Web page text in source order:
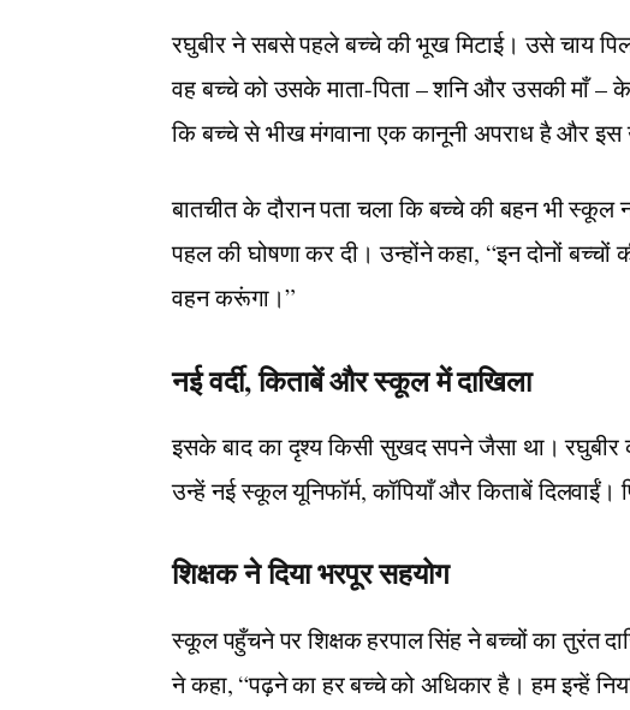
रघुबीर ने सबसे पहले बच्चे की भूख मिटाई। उसे चाय
वह बच्चे को उसके माता-पिता – शनि और उसकी माँ – के
कि बच्चे से भीख मंगवाना एक कानूनी अपराध है और इस
बातचीत के दौरान पता चला कि बच्चे की बहन भी
पहल की घोषणा कर दी। उन्होंने कहा, “इन दोनों बच्चों
वहन करूंगा।”
नई वर्दी, किताबें और स्कूल में दाखिला
इसके बाद का दृश्य किसी सुखद सपने जैसा था। रघुबीर
उन्हें नई स्कूल यूनिफॉर्म, कॉपियाँ और किताबें
शिक्षक ने दिया भरपूर सहयोग
स्कूल पहुँचने पर शिक्षक हरपाल सिंह ने बच्चों का तुरंत
ने कहा, “पढ़ने का हर बच्चे को अधिकार है। हम इन्हें